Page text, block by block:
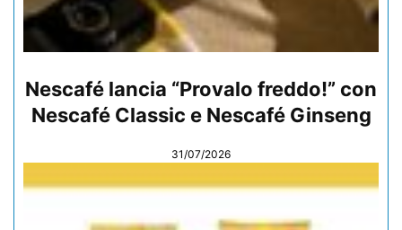
Nescafé lancia “Provalo freddo!” con
Nescafé Classic e Nescafé Ginseng
31/07/2026